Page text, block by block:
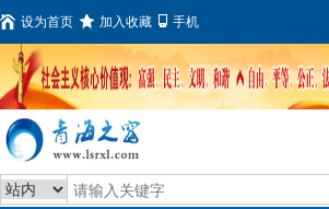
设为首页 加入收藏 手机